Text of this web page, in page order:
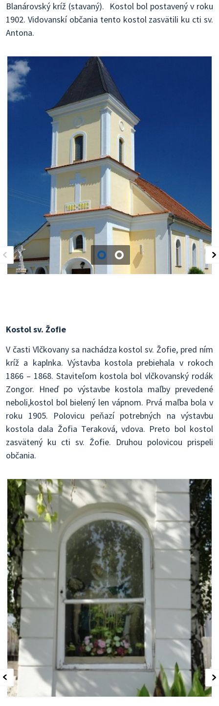
Blanárovský kríž (stavaný). Kostol bol postavený v roku
1902. Vidovanskí občania tento kostol zasvätili ku cti sv.
Antona.
Kostol sv. Žofie
V časti Vlčkovany sa nachádza kostol sv. Žofie, pred ním
kríž a kaplnka. Výstavba kostola prebiehala v rokoch
1866 – 1868. Staviteľom kostola bol vlčkovanský rodák
Zongor. Hneď po výstavbe kostola maľby prevedené
neboli,kostol bol bielený len vápnom. Prvá maľba bola v
roku 1905. Polovicu peňazí potrebných na výstavbu
kostola dala Žofia Teraková, vdova. Preto bol kostol
zasvätený ku cti sv. Žofie. Druhou polovicou prispeli
občania.